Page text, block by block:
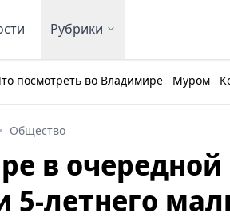
Рубрики
посмотреть во Владимире Муром
Общество
в
5-летнего